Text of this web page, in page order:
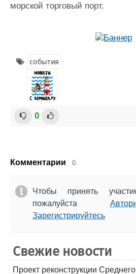
морской торговый порт.
события
0
Комментарии 0.
Чтобы принять
пожалуйста
Зарегистрируйтесь
Свежие новости
Проект реконструкции